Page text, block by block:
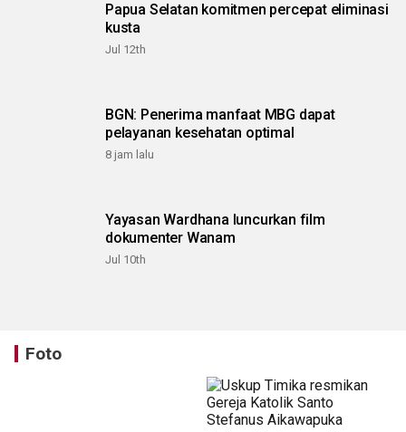
Papua Selatan komitmen percepat eliminasi
kusta
Jul 12th
BGN: Penerima manfaat MBG dapat
pelayanan kesehatan optimal
8 jam lalu
Yayasan Wardhana luncurkan film
dokumenter Wanam
Jul 10th
Foto